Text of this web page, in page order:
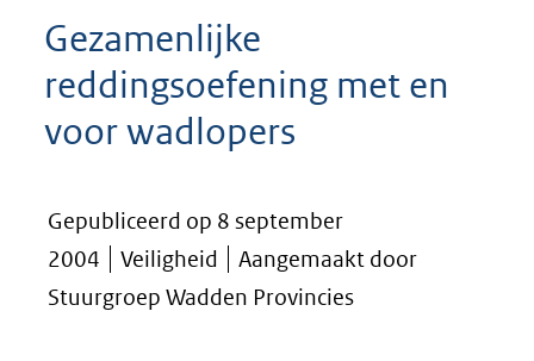
Gezamenlijke
reddingsoefening met en
voor wadlopers
Gepubliceerd op 8 september
2004
Veiligheid
Aangemaakt door
Stuurgroep Wadden Provincies